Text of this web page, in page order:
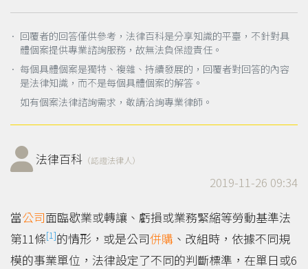
． 回覆者的回答僅供參考，法律百科是分享知識的平臺，不針對具
體個案提供專業諮詢服務，故無法負保證責任。
． 每個具體個案是獨特、複雜、持續發展的，回覆者對回答的內容
是法律知識，而不是每個具體個案的解答。
如有個案法律諮詢需求，敬請洽詢專業律師。
法律百科 （認證法律人）
2019-11-26 09:34
當公司面臨歇業或轉讓、虧損或業務緊縮等勞動基準法
第11條[1]的情形，或是公司併購 、改組時，依據不同規
模的事業單位，法律設定了不同的判斷標準，在單日或6